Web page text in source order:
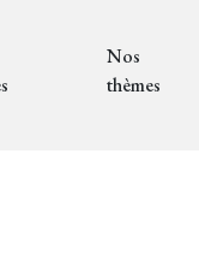
Nos
thèmes